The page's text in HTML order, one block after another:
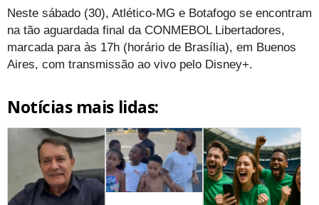
Neste sábado (30), Atlético-MG e Botafogo se encontram
na tão aguardada final da CONMEBOL Libertadores,
marcada para às 17h (horário de Brasília), em Buenos
Aires, com transmissão ao vivo pelo Disney+.
Notícias mais lidas: